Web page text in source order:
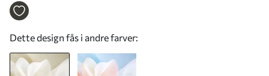
bløde, gennemskinnelige lag i akvarelstil Nr.
Dette design fås i andre farver: